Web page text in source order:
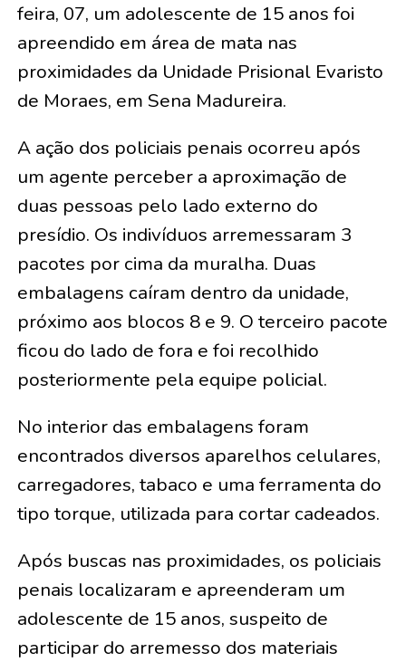
feira, 07, um adolescente de 15 anos foi
apreendido em área de mata nas
proximidades da Unidade Prisional Evaristo
de Moraes, em Sena Madureira.
A ação dos policiais penais ocorreu após
um agente perceber a aproximação de
duas pessoas pelo lado externo do
presídio. Os indivíduos arremessaram 3
pacotes por cima da muralha. Duas
embalagens caíram dentro da unidade,
próximo aos blocos 8 e 9. O terceiro pacote
ficou do lado de fora e foi recolhido
posteriormente pela equipe policial.
No interior das embalagens foram
encontrados diversos aparelhos celulares,
carregadores, tabaco e uma ferramenta do
tipo torque, utilizada para cortar cadeados.
Após buscas nas proximidades, os policiais
penais localizaram e apreenderam um
adolescente de 15 anos, suspeito de
participar do arremesso dos materiais